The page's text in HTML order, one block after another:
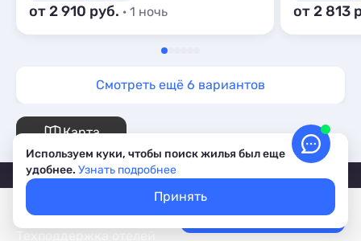
от 2 910 руб. · 1 ночь от 2 813
Смотреть ещё 6 вариантов
Карта
Покажем свободное жилье
Выбрать даты
Техподдержка отелей
Используем куки, чтобы поиск жилья был еще
удобнее. Узнать подробнее
Принять